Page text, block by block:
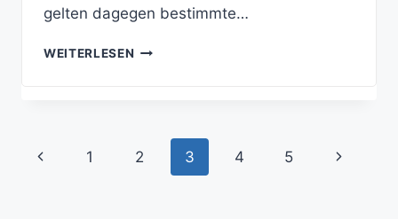
gelten dagegen bestimmte…
WEITERLESEN FÖRDERPROGRAMME
Seitennavigation
Vorherige
1 2 3 4 5
Nächste